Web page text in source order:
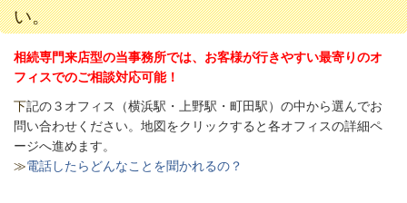
い。
相続専門来店型の当事務所では、お客様が行きやすい最寄りのオ
フィスでのご相談対応可能！
下記の３オフィス（横浜駅・上野駅・町田駅）の中から選んでお
問い合わせください。 地図をクリックすると各オフィスの詳細ペ
ージへ進めます。
≫電話したらどんなことを聞かれるの？